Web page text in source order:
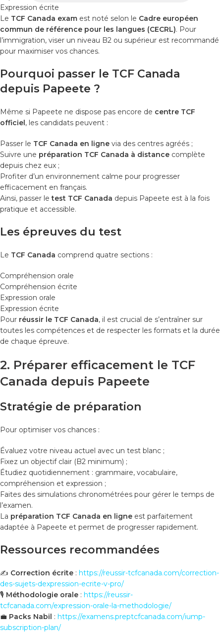
Expression écrite
Le TCF Canada exam est noté selon le Cadre européen
commun de référence pour les langues (CECRL). Pour
l’immigration, viser un niveau B2 ou supérieur est recommandé
pour maximiser vos chances.
Pourquoi passer le TCF Canada
depuis Papeete ?
Même si Papeete ne dispose pas encore de centre TCF
officiel , les candidats peuvent :
Passer le TCF Canada en ligne via des centres agréés ;
Suivre une préparation TCF Canada à distance complète
depuis chez eux ;
Profiter d’un environnement calme pour progresser
efficacement en français.
Ainsi, passer letest TCF Canada depuis Papeete est à la fois
pratique et accessible.
Les épreuves du test
Le TCF Canada comprend quatre sections :
Compréhension orale
Compréhension écrite
Expression orale
Expression écrite
Pour réussir le TCF Canada, il est crucial de s’entraîner sur
toutes les compétences et de respecter les formats et la durée
de chaque épreuve.
2. Préparer efficacement le TCF
Canada depuis Papeete
Stratégie de préparation
Pour optimiser vos chances :
Évaluez votre niveau actuel avec un test blanc ;
Fixez un objectif clair (B2 minimum) ;
Étudiez quotidiennement : grammaire, vocabulaire,
compréhension et expression ;
Faites des simulations chronométrées pour gérer le temps de
l’examen.
La préparation TCF Canada en ligne est parfaitement
adaptée à Papeete et permet de progresser rapidement.
Ressources recommandées
✍️ Correction écrite : https://reussir-tcfcanada.com/correction-
des-sujets-dexpression-ecrite-v-pro/
🎙️ Méthodologie orale : https://reussir-
tcfcanada.com/expression-orale-la-methodologie/
💼 Packs Nabil : https://examens.preptcfcanada.com/iump-
subscription-plan/